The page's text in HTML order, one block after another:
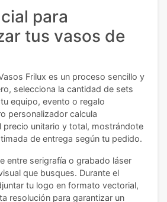
para
tus vasos de
Frilux es un proceso sencillo y
selecciona la cantidad de sets
equipo, evento o regalo
personalizador calcula
precio unitario y total, mostrándote
de entrega según tu pedido.
entre serigrafía o grabado láser
que busques. Durante el
tu logo en formato vectorial,
resolución para garantizar un